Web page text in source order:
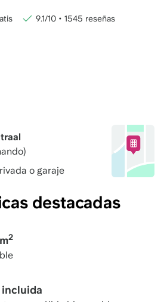
o garaje
destacadas
2
incluida
9.1/10 • 1545 reseñas